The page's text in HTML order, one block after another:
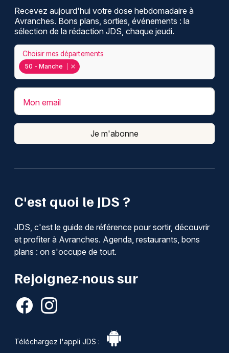
C'est quoi le JDS ?
JDS, c'est le guide de référence pour sortir, découvrir
et profiter à Avranches. Agenda, restaurants, bons
plans : on s'occupe de tout.
Rejoignez-nous sur
Téléchargez l'appli JDS :
Recevez aujourd'hui votre dose hebdomadaire à
Avranches. Bons plans, sorties, événements : la
sélection de la rédaction JDS, chaque jeudi.
50 - Manche
Choisir mes départements
Mon email
Je m'abonne